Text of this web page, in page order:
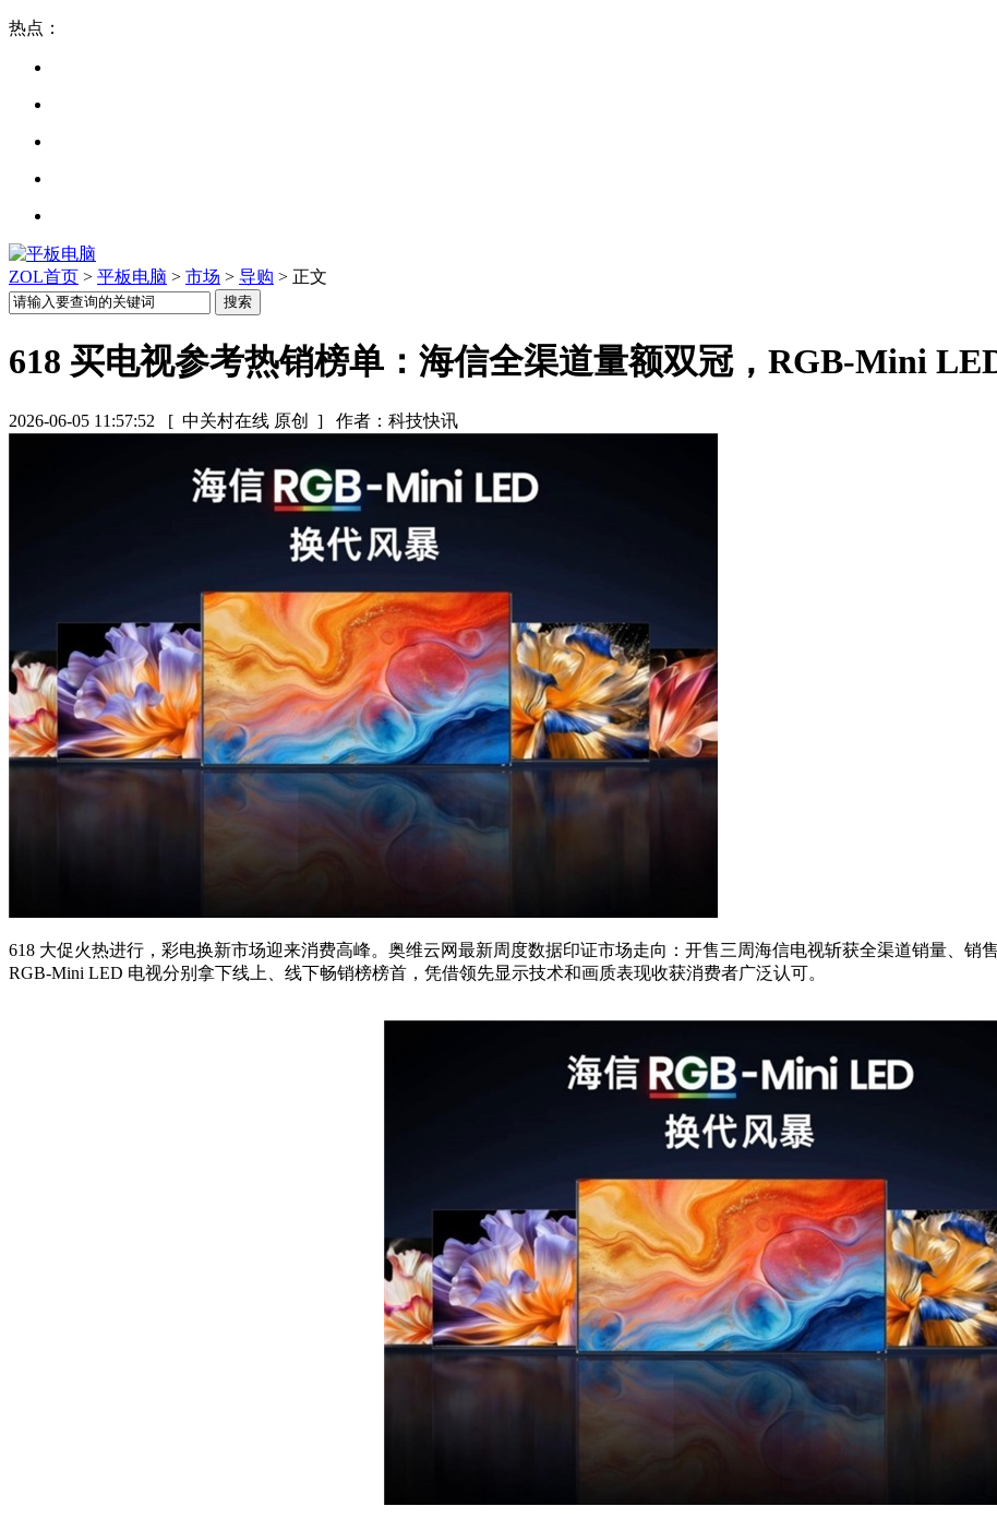
热点：
ZOL首页 > 平板电脑 > 市场 > 导购 > 正文
618 买电视参考热销榜单：海信全渠道量额双冠，RGB-Mini
2026-06-05 11:57:52 [ 中关村在线 原创 ] 作者：科技快讯
618 大促火热进行，彩电换新市场迎来消费高峰。奥维云网最新周度数据印证市场走向：开售三周海信电视斩获全渠道销量、销
RGB-Mini LED 电视分别拿下线上、线下畅销榜榜首，凭借领先显示技术和画质表现收获消费者广泛认可。